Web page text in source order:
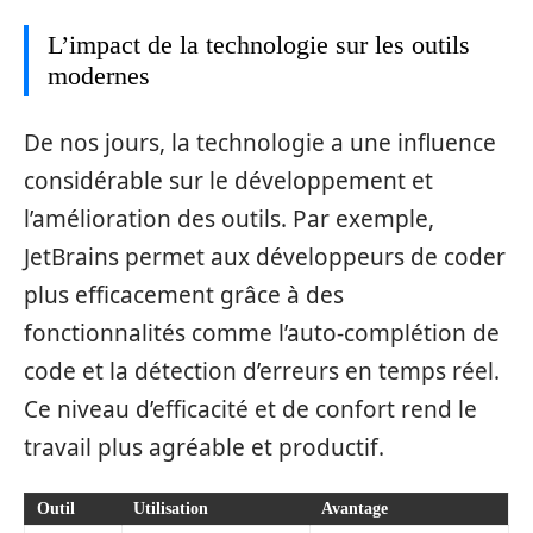
L’impact de la technologie sur les outils
modernes
De nos jours, la technologie a une influence
considérable sur le développement et
l’amélioration des outils. Par exemple,
JetBrains permet aux développeurs de coder
plus efficacement grâce à des
fonctionnalités comme l’auto-complétion de
code et la détection d’erreurs en temps réel.
Ce niveau d’efficacité et de confort rend le
travail plus agréable et productif.
Outil Utilisation Avantage